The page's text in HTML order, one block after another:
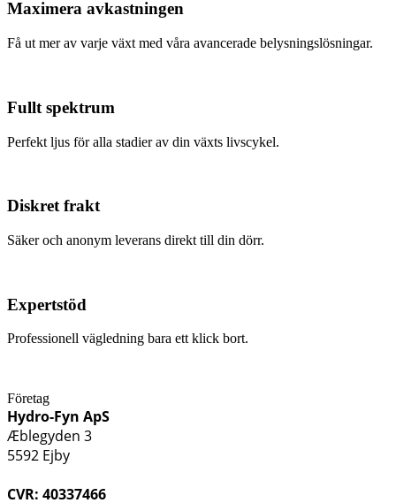
Maximera avkastningen
Få ut mer av varje växt med våra avancerade belysningslösningar.
Fullt spektrum
Perfekt ljus för alla stadier av din växts livscykel.
Diskret frakt
Säker och anonym leverans direkt till din dörr.
Expertstöd
Professionell vägledning bara ett klick bort.
Företag
Hydro-Fyn ApS
Æblegyden 3
5592 Ejby
CVR: 40337466